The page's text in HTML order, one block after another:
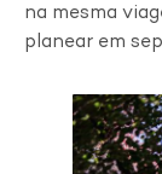
na mesma
planear em